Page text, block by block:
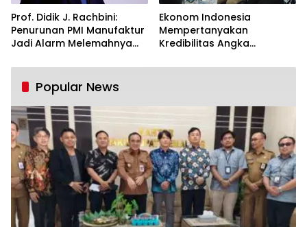
Prof. Didik J. Rachbini:
Penurunan PMI Manufaktur
Jadi Alarm Melemahnya
Ekonom Indonesia
Mempertanyakan
Kredibilitas Angka
Tumbuh Tapi Rapuh
Popular News